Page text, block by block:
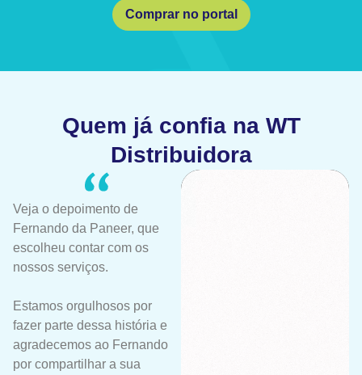
Comprar no portal
Quem já confia na WT
Distribuidora
Veja o depoimento de
Fernando da Paneer, que
escolheu contar com os
nossos serviços.
Estamos orgulhosos por
fazer parte dessa história e
agradecemos ao Fernando
por compartilhar a sua